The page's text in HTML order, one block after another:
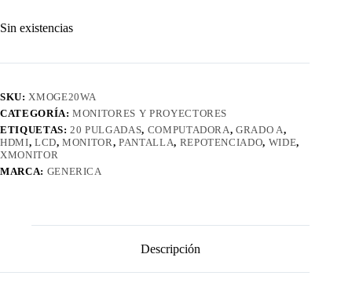
Sin existencias
SKU: XMOGE20WA
CATEGORÍA:MONITORES Y PROYECTORES
ETIQUETAS:20 PULGADAS, COMPUTADORA,GRADO A,
HDMI, LCD,MONITOR,PANTALLA, REPOTENCIADO, WIDE,
XMONITOR
MARCA: GENERICA
Descripción